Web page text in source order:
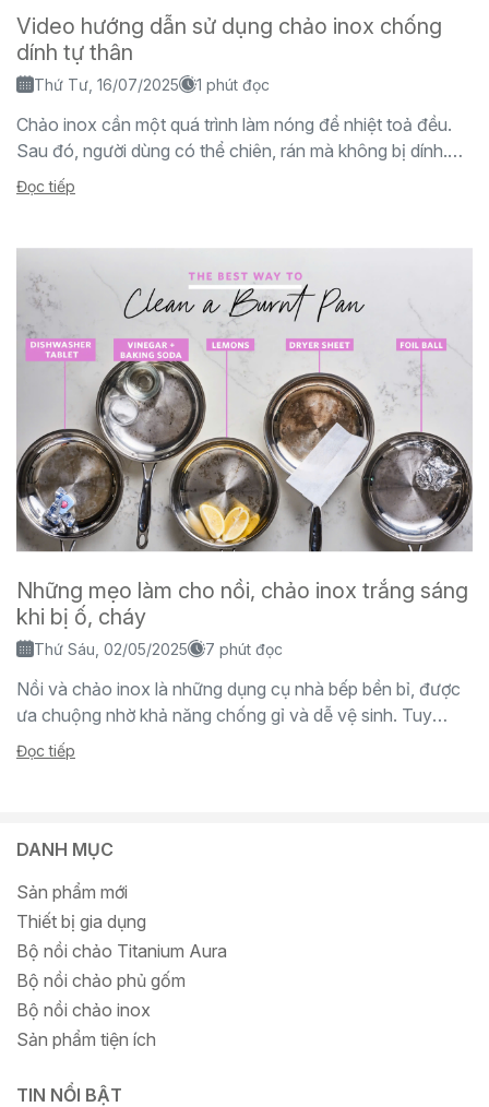
Video hướng dẫn sử dụng chảo inox chống
dính tự thân
Thứ Tư, 16/07/2025 1 phút đọc
Chảo inox cần một quá trình làm nóng để nhiệt toả đều.
Sau đó, người dùng có thể chiên, rán mà không bị dính.
Để làm được...
Đọc tiếp
Những mẹo làm cho nồi, chảo inox trắng sáng
khi bị ố, cháy
Thứ Sáu, 02/05/2025 7 phút đọc
Nồi và chảo inox là những dụng cụ nhà bếp bền bỉ, được
ưa chuộng nhờ khả năng chống gỉ và dễ vệ sinh. Tuy
nhiên, sau...
Đọc tiếp
DANH MỤC
Sản phẩm mới
Thiết bị gia dụng
Bộ nồi chảo Titanium Aura
Bộ nồi chảo phủ gốm
Bộ nồi chảo inox
Sản phẩm tiện ích
TIN NỔI BẬT